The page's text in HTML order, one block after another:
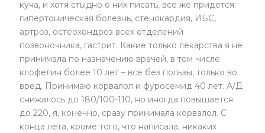
куча, и хотя стыдно о них писать, все же придется:
гипертоническая болезнь, стенокардия, ИБС,
артроз, остеохондроз всех отделений
позвоночника, гастрит. Какие только лекарства я не
принимала по назначению врачей, в том числе
клофелин более 10 лет – все без пользы, только во
вред. Принимаю корвалол и фуросемид 40 лет. А/Д
снижалось до 180/100-110, но иногда повышается
до 220, я, конечно, сразу принимала корвалол. С
конца лета, кроме того, что написала, никаких